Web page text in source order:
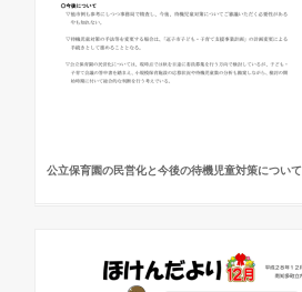
公立保育園の民営化と今後の待機児童対策について